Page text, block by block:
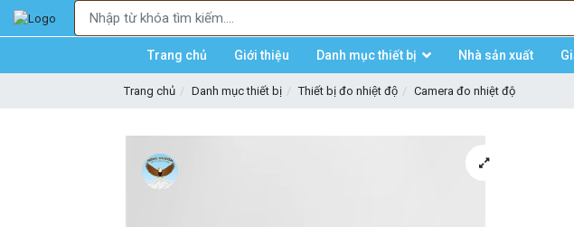
Trang chủ Giới thiệu Danh mục thiết bị Nhà sản xuất
Trang chủ Danh mục thiết bị Thiết bị đo nhiệt độ Camera đo nhiệt độ